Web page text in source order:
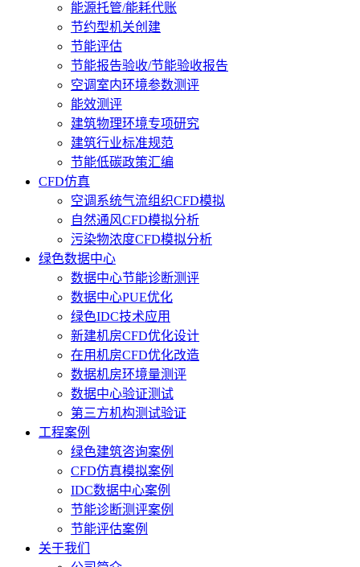
能源托管/能耗代账
节约型机关创建
节能评估
节能报告验收/节能验收报告
空调室内环境参数测评
能效测评
建筑物理环境专项研究
建筑行业标准规范
节能低碳政策汇编
CFD仿真
空调系统气流组织CFD模拟
自然通风CFD模拟分析
污染物浓度CFD模拟分析
绿色数据中心
数据中心节能诊断测评
数据中心PUE优化
绿色IDC技术应用
新建机房CFD优化设计
在用机房CFD优化改造
数据机房环境量测评
数据中心验证测试
第三方机构测试验证
工程案例
绿色建筑咨询案例
CFD仿真模拟案例
IDC数据中心案例
节能诊断测评案例
节能评估案例
关于我们